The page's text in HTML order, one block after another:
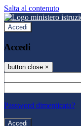
Salta al contenuto
Accedi
Accedi
button close ×
Password dimenticata?